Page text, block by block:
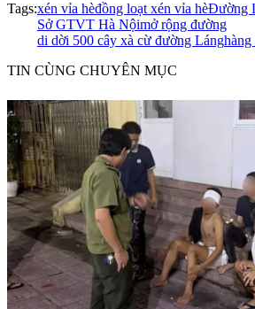
Tags:xén vỉa hèđồng loạt xén vỉa hèĐường
Sở GTVT Hà Nộimở rộng đường
di dời 500 cây xà cừ đường Láng
TIN CÙNG CHUYÊN MỤC